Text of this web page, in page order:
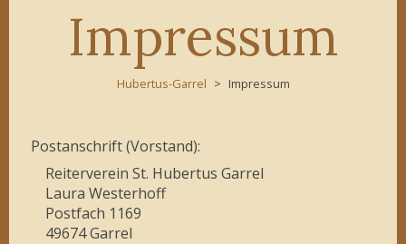
Impressum
Hubertus-Garrel Impressum
Postanschrift (Vorstand):
Reiterverein St. Hubertus Garrel
Laura Westerhoff
Postfach 1169
49674 Garrel